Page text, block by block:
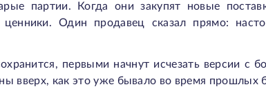
партии. Когда они закупят новые
ценники. Один продавец сказал прямо:
первыми начнут исчезать версии
вверх, как это уже бывало во время прошлых